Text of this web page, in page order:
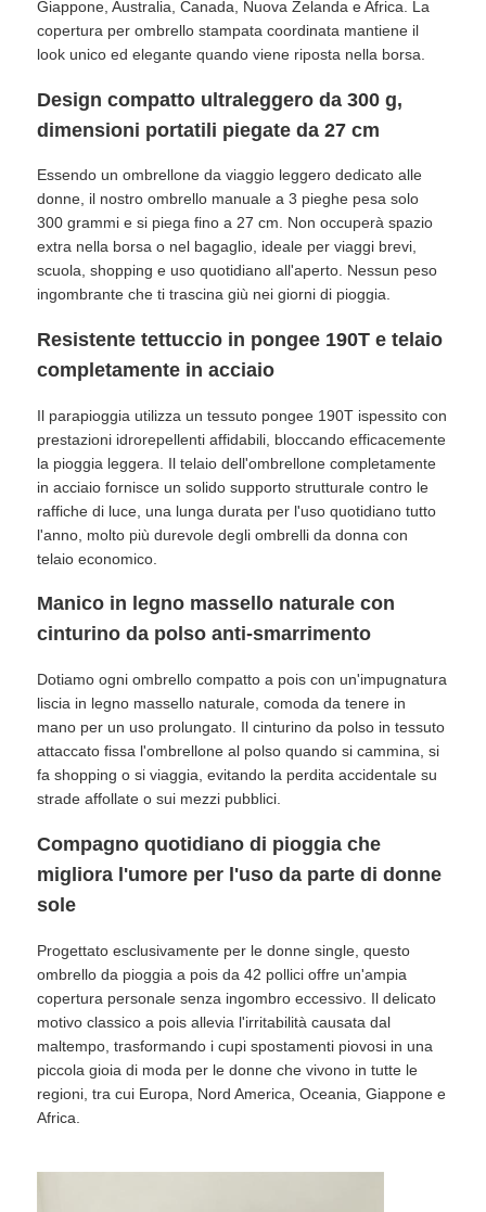
Giappone, Australia, Canada, Nuova Zelanda e Africa. La
copertura per ombrello stampata coordinata mantiene il
look unico ed elegante quando viene riposta nella borsa.
Design compatto ultraleggero da 300 g,
dimensioni portatili piegate da 27 cm
Essendo un ombrellone da viaggio leggero dedicato alle
donne, il nostro ombrello manuale a 3 pieghe pesa solo
300 grammi e si piega fino a 27 cm. Non occuperà spazio
extra nella borsa o nel bagaglio, ideale per viaggi brevi,
scuola, shopping e uso quotidiano all'aperto. Nessun peso
ingombrante che ti trascina giù nei giorni di pioggia.
Resistente tettuccio in pongee 190T e telaio
completamente in acciaio
Il parapioggia utilizza un tessuto pongee 190T ispessito con
prestazioni idrorepellenti affidabili, bloccando efficacemente
la pioggia leggera. Il telaio dell'ombrellone completamente
in acciaio fornisce un solido supporto strutturale contro le
raffiche di luce, una lunga durata per l'uso quotidiano tutto
l'anno, molto più durevole degli ombrelli da donna con
telaio economico.
Manico in legno massello naturale con
cinturino da polso anti-smarrimento
Dotiamo ogni ombrello compatto a pois con un'impugnatura
liscia in legno massello naturale, comoda da tenere in
mano per un uso prolungato. Il cinturino da polso in tessuto
attaccato fissa l'ombrellone al polso quando si cammina, si
fa shopping o si viaggia, evitando la perdita accidentale su
strade affollate o sui mezzi pubblici.
Compagno quotidiano di pioggia che
migliora l'umore per l'uso da parte di donne
sole
Progettato esclusivamente per le donne single, questo
ombrello da pioggia a pois da 42 pollici offre un'ampia
copertura personale senza ingombro eccessivo. Il delicato
motivo classico a pois allevia l'irritabilità causata dal
maltempo, trasformando i cupi spostamenti piovosi in una
piccola gioia di moda per le donne che vivono in tutte le
regioni, tra cui Europa, Nord America, Oceania, Giappone e
Africa.